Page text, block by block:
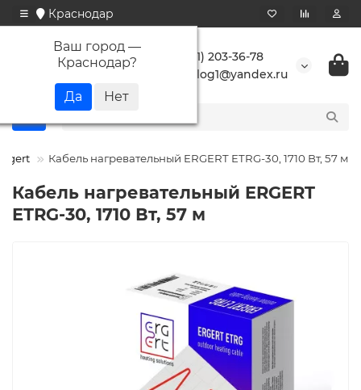
Краснодар
Ваш город —
Краснодар?
+7 (861) 203-36-78
buranlog1@yandex.ru
Кабель нагревательный ERGERT ETRG-30, 1710 Вт, 57 м
Кабель нагревательный ERGERT
ETRG-30, 1710 Вт, 57 м